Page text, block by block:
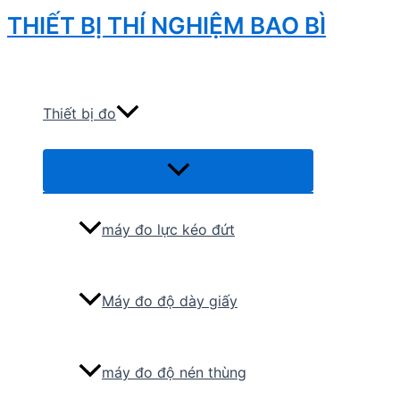
Skip
to
THIẾT BỊ THÍ NGHIỆM BAO BÌ
Thiết bị đo
Menu
máy đo lực kéo đứt
Máy đo độ dày giấy
máy đo độ nén thùng